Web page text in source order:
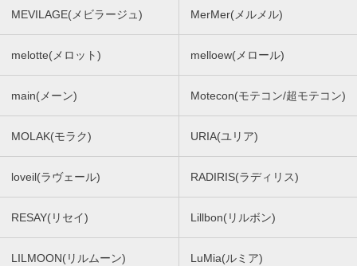
MEVILAGE(メビラージュ) MerMer(メルメル)
melotte(メロット) melloew(メロール)
main(メーン) Motecon(モテコン/超モテコン)
MOLAK(モラク) URIA(ユリア)
loveil(ラヴェール) RADIRIS(ラディリス)
RESAY(リセイ) Lillbon(リルボン)
LILMOON(リルムーン) LuMia(ルミア)